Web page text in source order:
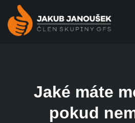
Jaké máte
pokud